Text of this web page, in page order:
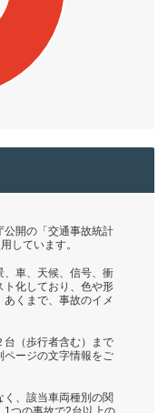
公開の「交通事故統計
しています。
、車、天候、信号、衝
ト化しており、色や形
くまで、事故のイメ
台（歩行者含む）まで
ページの文字情報をご
く、該当車両種別の関